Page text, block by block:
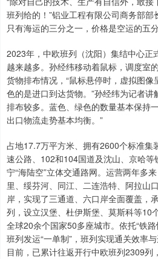
班列给的！”铝业工程有限公司商务部部
只有海运的三分之一，价格是空运的五
2023年，中欧班列（沈阳）集结中心正
越来越多。孙经纬移动着鼠标，调度室
货物排布情况，“鼠标悬停时，虚拟图
色的是进口到达货物。”孙经纬为记者讲
排布较多。蓝色、绿色的数量基本保持
出口物流走势基本均衡。”
占地17.7万平方米、拥有2600个标准集
速公路、102和104国道及沈山、京哈等
宁“海陆空”立体交通路网。运营两年多
里、绥芬河、同江、二连浩特、阿拉山
岸，实现了三通道、六口岸全面覆盖，
列，设立汉堡、杜伊斯堡、莫斯科等10
全球20余个国家50多座城市。依托“铁
班列发运“一单制”，班列实现通关效率
目前，已累计往返开行中欧班列2309列